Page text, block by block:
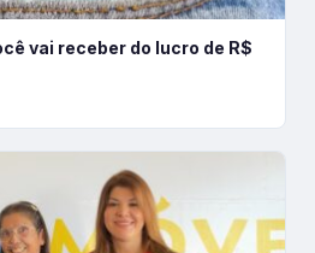
vai receber do lucro de R$